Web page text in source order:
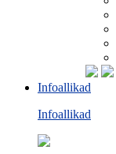
Infoallikad
Infoallikad